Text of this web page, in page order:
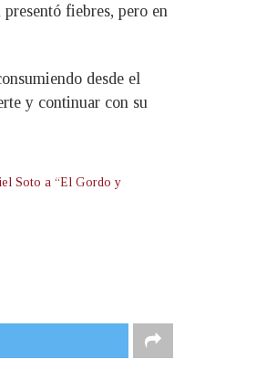
fiebres, pero en
desde el
y continuar con su
Soto a “El Gordo y